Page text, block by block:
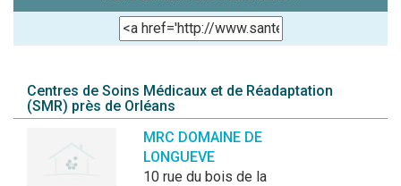
Centres de Soins Médicaux et de Réadaptation
(SMR) près de Orléans
MRC DOMAINE DE
LONGUEVE
10 rue du bois de la